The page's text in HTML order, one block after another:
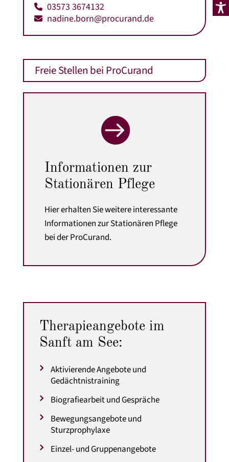
03573 3674132
nadine.born@procurand.de
Freie Stellen bei ProCurand

Informationen zur
Stationären Pflege
Hier erhalten Sie weitere interessante
Informationen zur Stationären Pflege
bei der ProCurand.
Therapieangebote im
Sanft am See:
Aktivierende Angebote und
Gedächtnistraining
Biografiearbeit und Gespräche
Bewegungsangebote und
Sturzprophylaxe
Einzel- und Gruppenangebote